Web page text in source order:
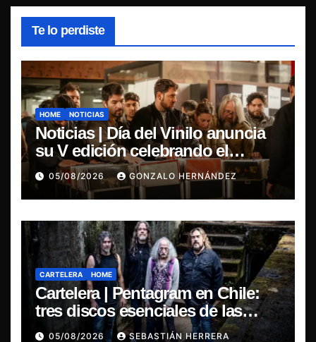
Te lo perdiste
HOME NOTICIAS
Noticias | Día del Vinilo anuncia
su V edición celebrando el
regreso del 7″ fabricado en Chile
05/08/2026 GONZALO HERNÁNDEZ
CARTELERA HOME
Cartelera | Pentagram en Chile:
tres discos esenciales de las
leyendas del doom
05/08/2026 SEBASTIÁN HERRERA